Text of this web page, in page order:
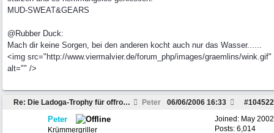
MUD-SWEAT&GEARS
@Rubber Duck:
Mach dir keine Sorgen, bei den anderen kocht auch nur das Wasser......
<img src="http://www.viermalvier.de/forum_php/images/graemlins/wink.gif"
alt="" />
Re: Die Ladoga-Trophy für offroadferrückte?? Peter #104522
06/06/2006 16:33
Joined: May 2002
Posts: 6,014
Peter
Krümmergriller